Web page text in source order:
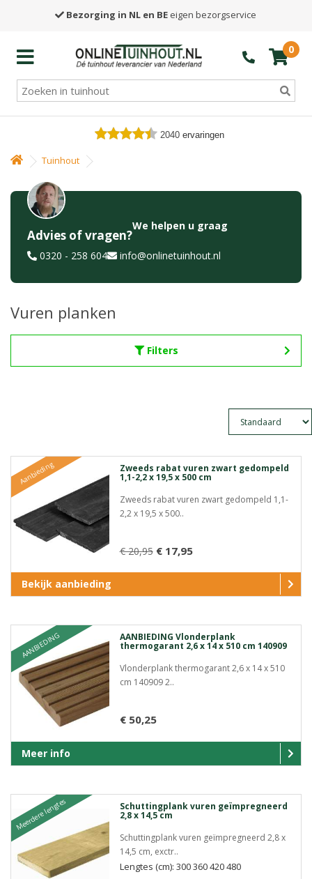
Bezorging in NL en BE eigen bezorgservice
0
2040 ervaringen
Tuinhout
Advies of vragen?
We helpen u graag
0320 - 258 604 info@onlinetuinhout.nl
Vuren planken
Filters
Aanbieding Zweeds rabat vuren zwart gedompeld
1,1-2,2 x 19,5 x 500 cm
Zweeds rabat vuren zwart gedompeld 1,1-
2,2 x 19,5 x 500..
€ 20,95 € 17,95
Bekijk aanbieding
AANBIEDING AANBIEDING Vlonderplank
thermogarant 2,6 x 14 x 510 cm 140909
Vlonderplank thermogarant 2,6 x 14 x 510
cm 140909 2..
€ 50,25
Meer info
Meerdere lengtes Schuttingplank vuren geïmpregneerd
2,8 x 14,5 cm
Schuttingplank vuren geïmpregneerd 2,8 x
14,5 cm, exctr..
Lengtes (cm): 300 360 420 480